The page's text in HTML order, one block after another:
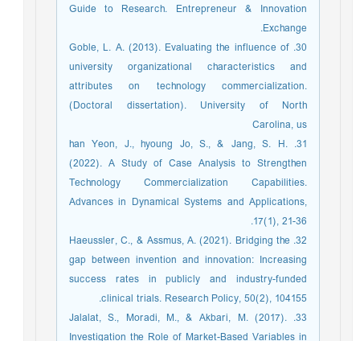
Guide to Research. Entrepreneur & Innovation
Exchange.
30. Goble, L. A. (2013). Evaluating the influence of
university organizational characteristics and
attributes on technology commercialization.
(Doctoral dissertation). University of North
Carolina, us
31. han Yeon, J., hyoung Jo, S., & Jang, S. H.
(2022). A Study of Case Analysis to Strengthen
Technology Commercialization Capabilities.
Advances in Dynamical Systems and Applications,
17(1), 21-36.‏
32. Haeussler, C., & Assmus, A. (2021). Bridging the
gap between invention and innovation: Increasing
success rates in publicly and industry-funded
clinical trials. Research Policy, 50(2), 104155.
33. Jalalat, S., Moradi, M., & Akbari, M. (2017).